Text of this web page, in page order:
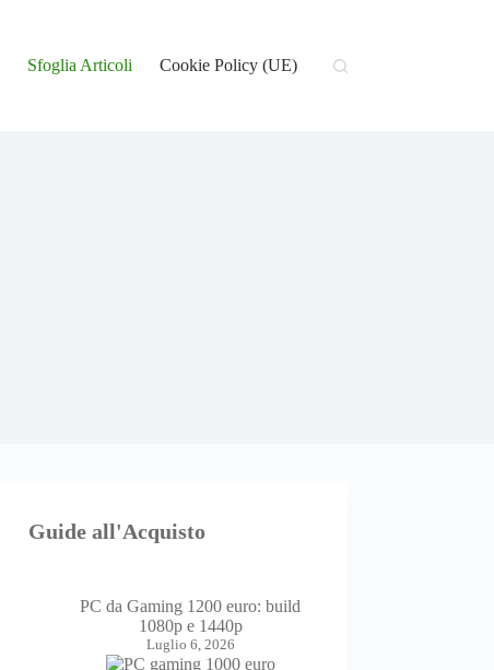
Sfoglia Articoli Cookie Policy (UE)
Guide all'Acquisto
PC da Gaming 1200 euro: build
1080p e 1440p
Luglio 6, 2026